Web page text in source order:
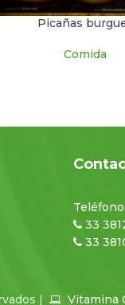
Picañas
Comida
33
33
| Vitamina